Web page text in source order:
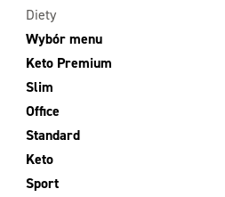
Diety
Wybór menu
Keto Premium
Slim
Office
Standard
Keto
Sport